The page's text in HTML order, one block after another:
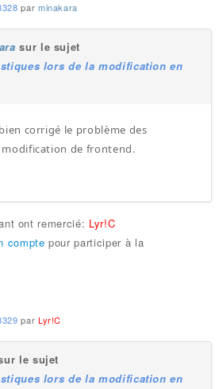
par minakara
sur le sujet
lors de la modification en
corrigé le problème des
de frontend.
ont remercié: Lyr!C
compte pour participer à la
par Lyr!C
le sujet
lors de la modification en